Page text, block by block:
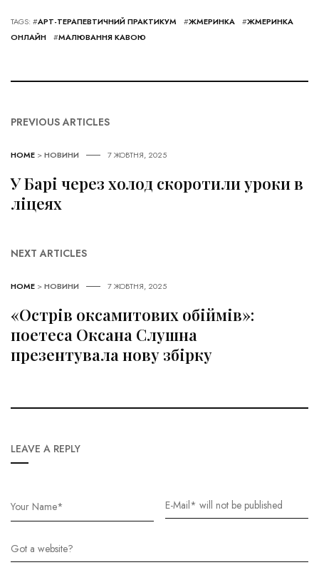
TAGS: #АРТ-ТЕРАПЕВТИЧНИЙ ПРАКТИКУМ #ЖМЕРИНКА #ЖМЕРИНКА
ОНЛАЙН
#МАЛЮВАННЯ КАВОЮ
PREVIOUS ARTICLES
HOME >НОВИНИ 7 ЖОВТНЯ, 2025
У Барі через холод скоротили уроки в
ліцеях
NEXT ARTICLES
HOME >НОВИНИ 7 ЖОВТНЯ, 2025
«Острів оксамитових обіймів»:
поетеса Оксана Слушна
презентувала нову збірку
LEAVE A REPLY